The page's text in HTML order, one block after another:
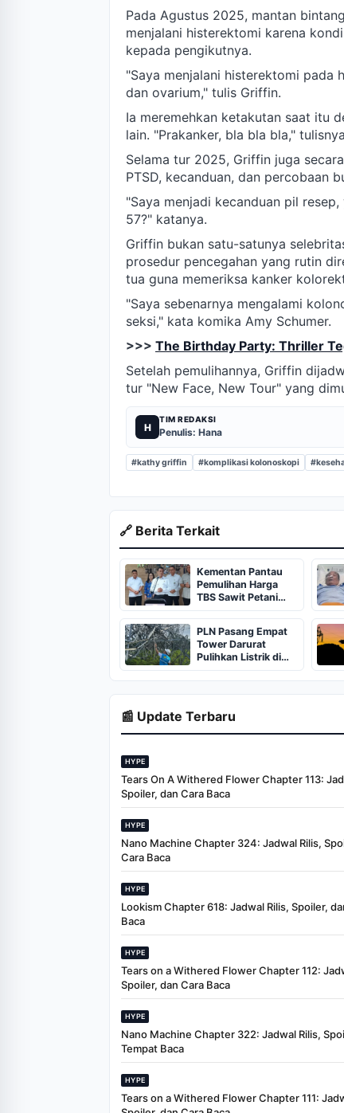
Pada Agustus 2025, mantan
menjalani histerektomi karena
kepada pengikutnya.
"Saya menjalani histerektomi pada
dan ovarium," tulis Griffin.
Ia meremehkan ketakutan saat itu
lain. "Prakanker, bla bla bla,"
Selama tur 2025, Griffin juga
PTSD, kecanduan, dan percobaan
"Saya menjadi kecanduan pil
57?" katanya.
Griffin bukan satu-satunya
prosedur pencegahan yang rutin
tua guna memeriksa kanker
"Saya sebenarnya mengalami
seksi," kata komika Amy Schumer.
>>> The Birthday Party: Thriller
Setelah pemulihannya, Griffin
tur "New Face, New Tour" yang
H
TIM REDAKSI
Penulis: Hana
#kathy griffin #komplikasi kolonoskopi
🔗 Berita Terkait
Kementan Pantau
Pemulihan Harga
TBS Sawit Petani
Seluruh Indonesia
PLN Pasang Empat
Tower Darurat
Pulihkan Listrik di
Sumatra Utara
📰 Update Terbaru
HYPE
Tears On A Withered Flower Chapter 113:
Spoiler, dan Cara Baca
HYPE
Nano Machine Chapter 324: Jadwal Rilis,
Cara Baca
HYPE
Lookism Chapter 618: Jadwal Rilis, Spoiler,
Baca
HYPE
Tears on a Withered Flower Chapter 112:
Spoiler, dan Cara Baca
HYPE
Nano Machine Chapter 322: Jadwal Rilis,
Tempat Baca
HYPE
Tears on a Withered Flower Chapter 111: